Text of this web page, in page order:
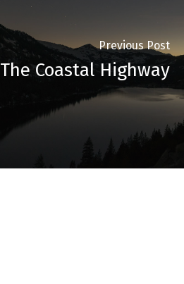
Previous Post
The Coastal Highway